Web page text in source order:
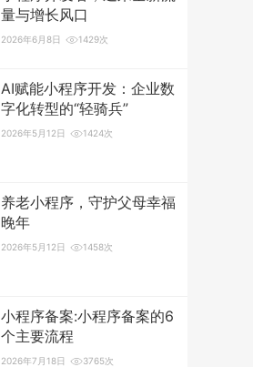
量与增长风口
2026年6月8日 1429次
AI赋能小程序开发：企业数
字化转型的“轻骑兵”
2026年5月12日 1424次
养老小程序，守护父母幸福
晚年
2026年5月12日 1458次
小程序备案:小程序备案的6
个主要流程
2026年7月18日 3765次